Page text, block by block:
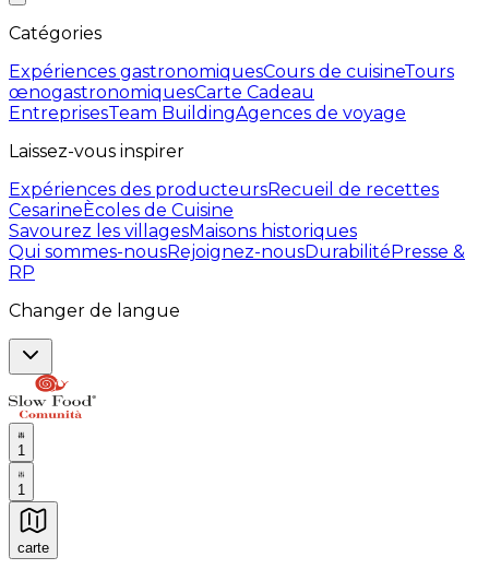
Catégories
Expériences gastronomiquesCours de cuisineTours
œnogastronomiquesCarte Cadeau
EntreprisesTeam BuildingAgences de voyage
Laissez-vous inspirer
Expériences des producteursRecueil de recettes
CesarineÈcoles de Cuisine
Savourez les villagesMaisons historiques
Qui sommes-nousRejoignez-nousDurabilitéPresse &
RP
Changer de langue
1
1
carte